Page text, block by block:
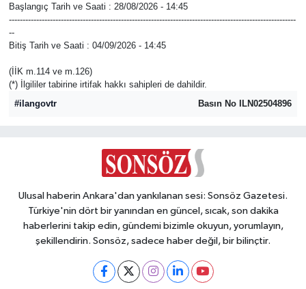
Başlangıç Tarih ve Saati : 28/08/2026 - 14:45
---------------------------------------------------------------------------------------------------------
--
Bitiş Tarih ve Saati : 04/09/2026 - 14:45
(İİK m.114 ve m.126)
(*) İlgililer tabirine irtifak hakkı sahipleri de dahildir.
#ilangovtr
Basın No ILN02504896
Ulusal haberin Ankara'dan yankılanan sesi: Sonsöz Gazetesi.
Türkiye'nin dört bir yanından en güncel, sıcak, son dakika
haberlerini takip edin, gündemi bizimle okuyun, yorumlayın,
şekillendirin. Sonsöz, sadece haber değil, bir bilinçtir.